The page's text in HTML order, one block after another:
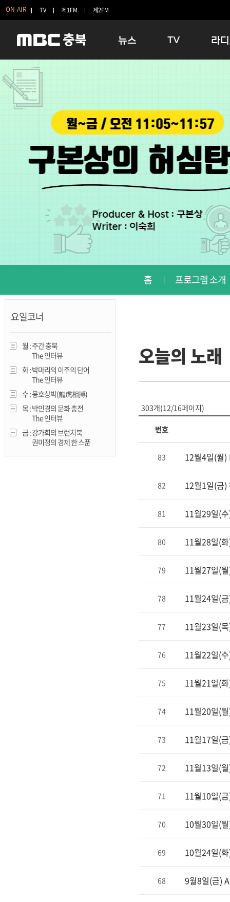
ON-AIR TV 제1FM 제2FM
뉴스
괴산
보은
영동
제천
증평
TV
충북 시사토론 창
시청자 FLEX
특집프로그램
라
우리 고
우리 고
홈 프로그램 소개
요일코너
월 :주간 충북
The 인터뷰
화 :박마리의 이주의 단어
The 인터뷰
수 :용호상박(龍虎相搏)
목 :박민경의 문화 충전
The 인터뷰
금 :강가희의 브런치북
권미정의 경제 한 스푼
오늘의 노래
303개(12/16페이지)
번호
83 12월4일(월
82 12월1일(금)
81 11월29일(
80 11월28일(
79 11월27일(
78 11월24일(
77 11월23일(
76 11월22일(
75 11월21일(
74 11월20일(
73 11월17일(
72 11월13일(
71 11월10일(
70 10월30일(
69 10월24일(
68 9월8일(금)